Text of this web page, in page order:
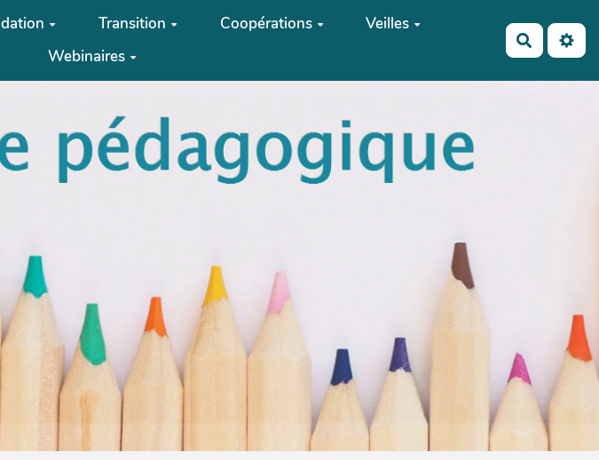
Transition Coopérations
Veilles
Webinaires